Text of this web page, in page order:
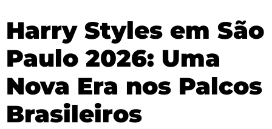
Harry Styles em São
Paulo 2026: Uma
Nova Era nos Palcos
Brasileiros